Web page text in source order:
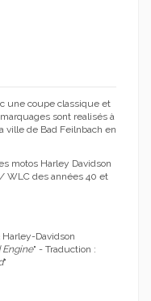
une coupe classique et
sont realisés à
ville de Bad Feilnbach en
motos Harley Davidson
WLC des années 40 et
Davidson
" - Traduction :
"